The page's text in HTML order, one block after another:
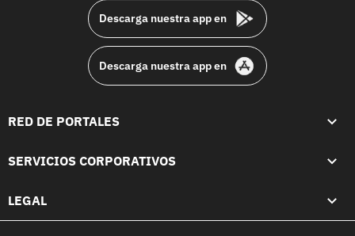
Descarga nuestra app en
Descarga nuestra app en
RED DE PORTALES
SERVICIOS CORPORATIVOS
LEGAL